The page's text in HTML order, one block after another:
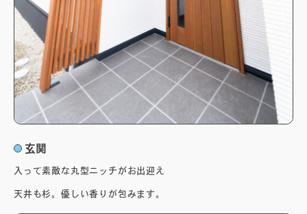
玄関
入って素敵な丸型ニッチがお出迎え
天井も杉。優しい香りが包みます。